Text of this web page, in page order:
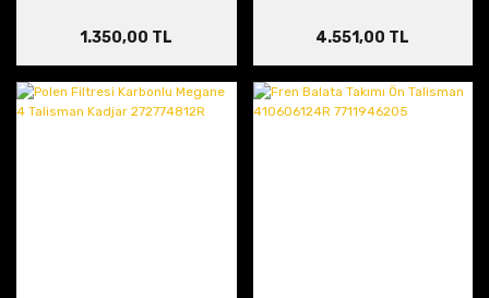
1.350,00 TL 4.551,00 TL